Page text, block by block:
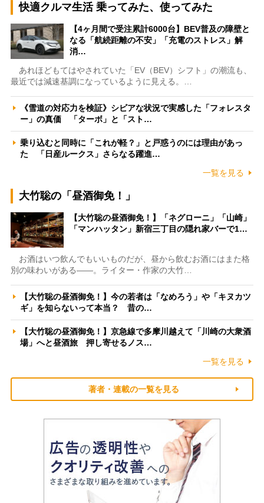
快適クルマ生活 乗ってみた、使ってみた
【4ヶ月間で受注累計6000台】BEV普及の障壁と
なる「航続距離の不安」「充電のストレス」解
消…
あれほどもてはやされていた「EV（BEV）シフト」の潮流も、
最近では減速基調になっているように見える。…
《雪道の対応力を検証》シビアな状況で実感した「フォレスタ
ー」の真価 「ターボ」と「スト…
乗り込むと同時に「これが軽？」と戸惑うのには理由があっ
た 「日産ルークス」さらなる躍進…
一覧を見る
大竹聡の「昼酒御免！」
【大竹聡の昼酒御免！】「ネグローニ」「山崎」
「マンハッタン」新宿三丁目の隠れ家バーで1…
お酒はいつ飲んでもいいものだが、昼から飲むお酒にはまた格
別の味わいがある――。ライター・作家の大竹…
【大竹聡の昼酒御免！】今の若者は「なめろう」や「キヌカツ
ギ」を知らないって本当？ 昔の…
【大竹聡の昼酒御免！】京急線で多摩川越えて「川崎の大衆酒
場」へと昼酒旅 押し寄せるノス…
一覧を見る
著者・連載の一覧を見る